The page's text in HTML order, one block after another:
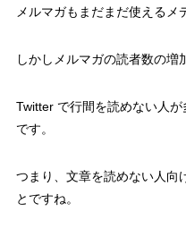
メルマガもまだまだ使えるメ
しかしメルマガの読者数の増
Twitter で行間を読めない人
です。
つまり、文章を読めない人向
とですね。